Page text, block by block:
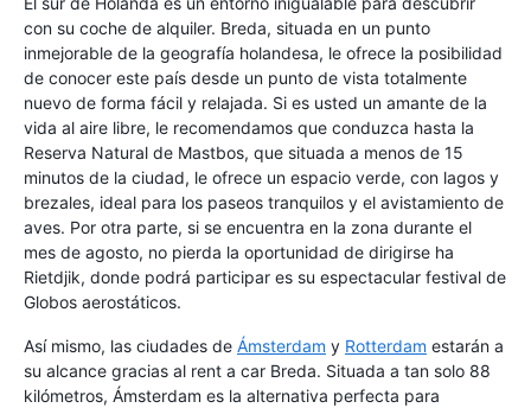
con su coche de alquiler. Breda, situada en un punto
inmejorable de la geografía holandesa, le ofrece la posibilidad
de conocer este país desde un punto de vista totalmente
nuevo de forma fácil y relajada. Si es usted un amante de la
vida al aire libre, le recomendamos que conduzca hasta la
Reserva Natural de Mastbos, que situada a menos de 15
minutos de la ciudad, le ofrece un espacio verde, con lagos y
brezales, ideal para los paseos tranquilos y el avistamiento de
aves. Por otra parte, si se encuentra en la zona durante el
mes de agosto, no pierda la oportunidad de dirigirse ha
Rietdjik, donde podrá participar es su espectacular festival de
Globos aerostáticos.
Así mismo, las ciudades de Ámsterdam y Rotterdam estarán a
su alcance gracias al rent a car Breda. Situada a tan solo 88
kilómetros, Ámsterdam es la alternativa perfecta para